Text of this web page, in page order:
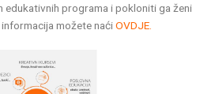
edukativnih programa i pokloniti ga ženi
možete naćiOVDJE.